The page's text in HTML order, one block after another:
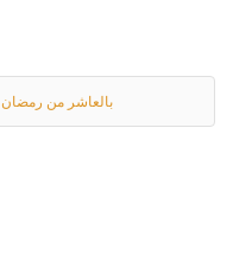
مصنع كيماوى للبيع بالc4 بالعاشر من رمضان